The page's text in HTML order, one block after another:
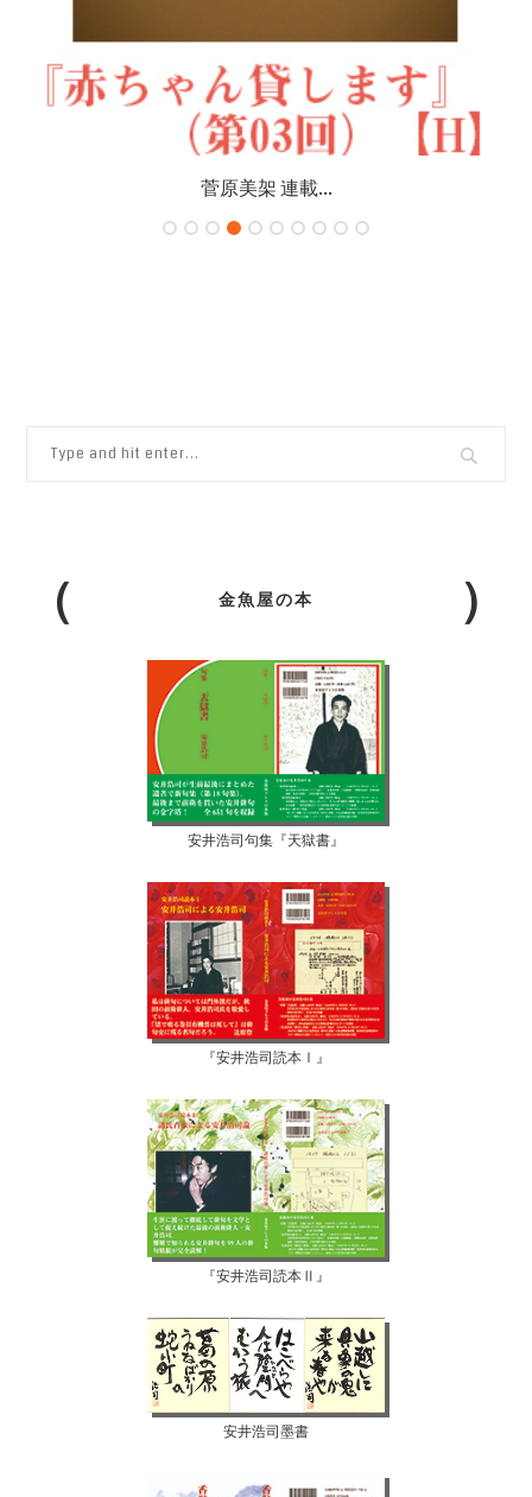
菅原美架 連載...
金魚屋の本
安井浩司句集『天獄書』
『安井浩司読本Ⅰ』
『安井浩司読本Ⅱ』
安井浩司墨書